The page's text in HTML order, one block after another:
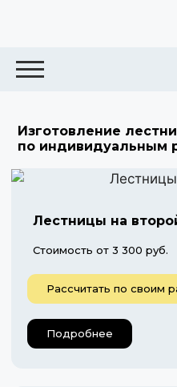
Изготовление
по индивидуальным
Лестницы на
Стоимость от 3 300 руб.
Рассчитать по своим
Подробнее